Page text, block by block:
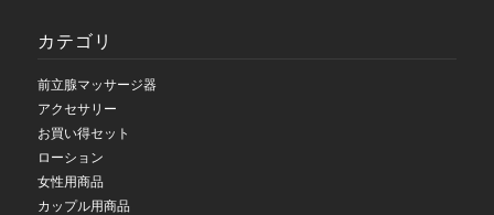
カテゴリ
前立腺マッサージ器
アクセサリー
お買い得セット
ローション
女性用商品
カップル用商品